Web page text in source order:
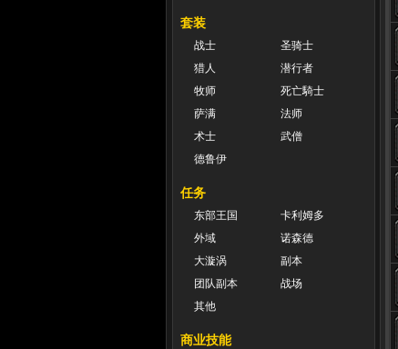
套装
战士
圣骑士
猎人
潜行者
牧师
死亡騎士
萨满
法师
术士
武僧
德鲁伊
任务
东部王国
卡利姆多
外域
诺森德
大漩涡
副本
团队副本
战场
其他
商业技能